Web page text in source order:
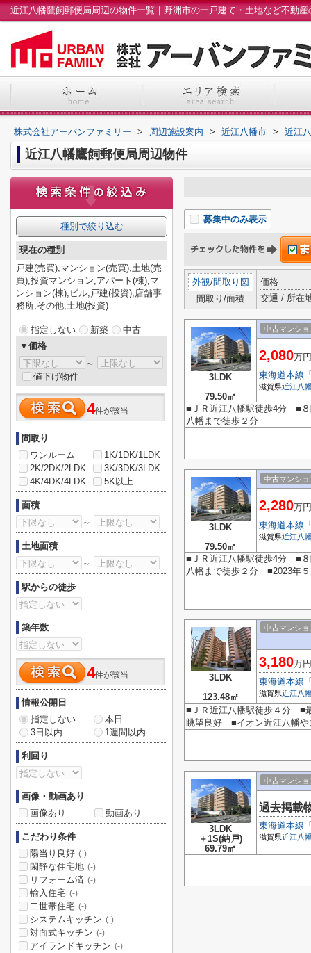
株式会社アーバンファミリー > 周辺施設案内 > 近江八幡市 > 近江
近江八幡鷹飼郵便局周辺物件
募集中のみ表示
外観/間取り図
間取り/面積
価格
交通 / 所在
3LDK
79.50㎡
中古マンショ
2,080万円
東海道本線
滋賀県近江八
■ＪＲ近江八幡駅徒歩4分 ■
八幡まで徒歩２分
3LDK
79.50㎡
中古マンショ
2,280万円
東海道本線
滋賀県近江八
■ＪＲ近江八幡駅徒歩4分 ■
八幡まで徒歩２分 ■2023年
3LDK
123.48㎡
中古マンショ
3,180万円
東海道本線
滋賀県近江八
■ＪＲ近江八幡駅徒歩４分 ■
眺望良好 ■イオン近江八幡
3LDK
＋1S(納戸)
69.79㎡
中古マンショ
過去掲載
東海道本線
滋賀県近江八
種別で絞り込む
現在の種別
戸建(売買),マンション(売買),土地(売
買),投資マンション,アパート(棟),マ
ンション(棟),ビル,戸建(投資),店舗事
務所,その他,土地(投資)
指定しない 新築
中古
▼価格
～
値下げ物件
4件が該当
間取り
ワンルーム
1K/1DK/1LDK
2K/2DK/2LDK
3K/3DK/3LDK
4K/4DK/4LDK
5K以上
面積
～
土地面積
～
駅からの徒歩
築年数
4件が該当
情報公開日
指定しない
本日
3日以内
1週間以内
利回り
画像・動画あり
画像あり
動画あり
こだわり条件
陽当り良好 (-)
閑静な住宅地 (-)
リフォーム済 (-)
輸入住宅 (-)
二世帯住宅 (-)
システムキッチン (-)
対面式キッチン (-)
アイランドキッチン (-)